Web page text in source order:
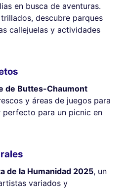
en busca de aventuras.
descubre parques
callejuelas y actividades
de Buttes-Chaumont
y áreas de juegos para
perfecto para un picnic en
de la Humanidad 2025, un
variados y